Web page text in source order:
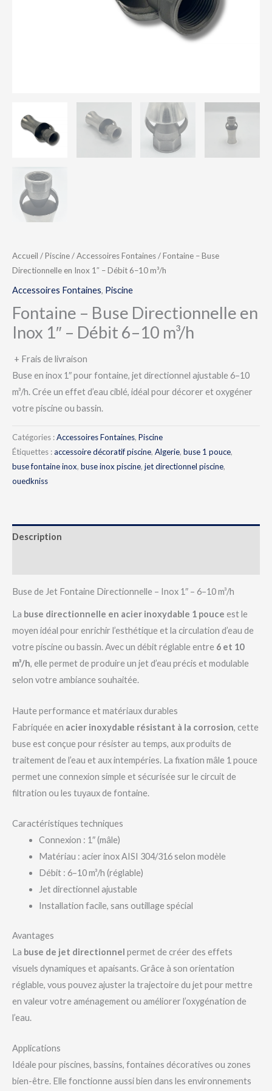
Accueil /Piscine/Accessoires Fontaines/ Fontaine – Buse
Directionnelle en Inox 1″ – Débit 6–10 m³/h
Accessoires Fontaines, Piscine
Fontaine – Buse Directionnelle en
Inox 1″ – Débit 6–10 m³/h
+ Frais de livraison
Buse en inox 1″ pour fontaine, jet directionnel ajustable 6–10
m³/h. Crée un effet d’eau ciblé, idéal pour décorer et oxygéner
votre piscine ou bassin.
Catégories :Accessoires Fontaines, Piscine
Étiquettes :accessoire décoratif piscine, Algerie, buse 1 pouce,
buse fontaine inox, buse inox piscine, jet directionnel piscine,
ouedkniss
Description
Buse de Jet Fontaine Directionnelle – Inox 1″ – 6–10 m³/h
La buse directionnelle en acier inoxydable 1 pouce est le
moyen idéal pour enrichir l’esthétique et la circulation d’eau de
votre piscine ou bassin. Avec un débit réglable entre 6 et 10
m³/h, elle permet de produire un jet d’eau précis et modulable
selon votre ambiance souhaitée.
Haute performance et matériaux durables
Fabriquée en acier inoxydable résistant à la corrosion, cette
buse est conçue pour résister au temps, aux produits de
traitement de l’eau et aux intempéries. La fixation mâle 1 pouce
permet une connexion simple et sécurisée sur le circuit de
filtration ou les tuyaux de fontaine.
Caractéristiques techniques
Connexion : 1″ (mâle)
Matériau : acier inox AISI 304/316 selon modèle
Débit : 6–10 m³/h (réglable)
Jet directionnel ajustable
Installation facile, sans outillage spécial
Avantages
La buse de jet directionnel permet de créer des effets
visuels dynamiques et apaisants. Grâce à son orientation
réglable, vous pouvez ajuster la trajectoire du jet pour mettre
en valeur votre aménagement ou améliorer l’oxygénation de
l’eau.
Applications
Idéale pour piscines, bassins, fontaines décoratives ou zones
bien-être. Elle fonctionne aussi bien dans les environnements